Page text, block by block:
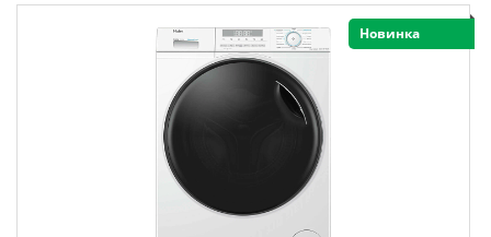
Новинка